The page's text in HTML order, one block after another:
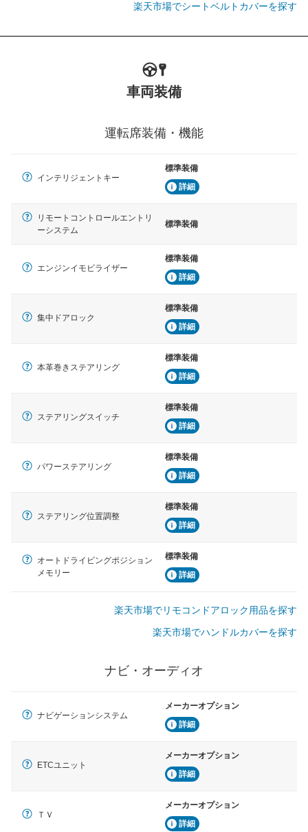
楽天市場でシートベルトカバーを探す
車両装備
運転席装備・機能
インテリジェントキー
標準装備
詳細
リモートコントロールエントリ
ーシステム
標準装備
エンジンイモビライザー
標準装備
詳細
集中ドアロック
標準装備
詳細
本革巻きステアリング
標準装備
詳細
ステアリングスイッチ
標準装備
詳細
パワーステアリング
標準装備
詳細
ステアリング位置調整
標準装備
詳細
オートドライビングポジション
メモリー
標準装備
詳細
楽天市場でリモコンドアロック用品を探す
楽天市場でハンドルカバーを探す
ナビ・オーディオ
ナビゲーションシステム
メーカーオプション
詳細
ETCユニット
メーカーオプション
詳細
ＴＶ
メーカーオプション
詳細